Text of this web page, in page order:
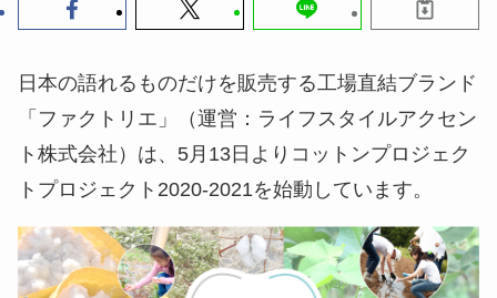
日本の語れるものだけを販売する工場直結ブランド
「ファクトリエ」（運営：ライフスタイルアクセン
ト株式会社）は、5月13日よりコットンプロジェク
トプロジェクト2020-2021を始動しています。